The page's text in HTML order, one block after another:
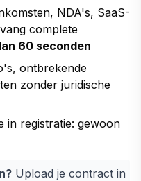
NDA's, SaaS-
complete
60 seconden
ontbrekende
zonder juridische
in registratie: gewoon
Upload je contract in